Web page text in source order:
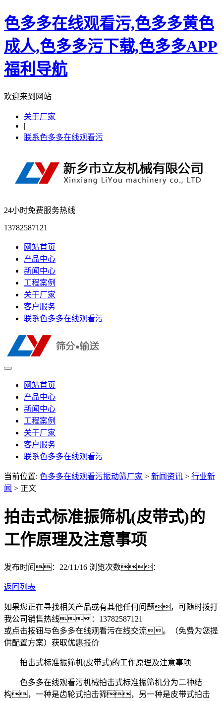
色多多在线观看污,色多多黄色
成人,色多多污下载,色多多APP
福利导航
欢迎来到网站
关于厂家
|
联系色多多在线观看污
24小时免费服务热线
13782587121
网站首页
产品中心
新闻中心
工程案例
关于厂家
客户服务
联系色多多在线观看污
网站首页
产品中心
新闻中心
工程案例
关于厂家
客户服务
联系色多多在线观看污
当前位置: 色多多在线观看污振动筛厂家 > 新闻资讯 > 行业新
闻 > 正文
拍击式标准振筛机(皮带式)的
工作原理及注意事项
发布时间：22/11/16 浏览次数：
返回列表
如果您正在寻找相关产品或有其他任何问题，可随时拨打
我公司销售热线： 13782587121
或点击按钮与色多多在线观看污在线交流。（免费为您提
供配置方案） 获取优惠报价
拍击式标准振筛机(皮带式)的工作原理及注意事项
色多多在线观看污机械拍击式标准振筛机分为二种结
构，一种是齿轮式拍击筛，另一种是皮带式拍击